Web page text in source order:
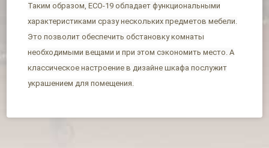
Таким образом, ЕСО-19 обладает функциональными
характеристиками сразу нескольких предметов мебели.
Это позволит обеспечить обстановку комнаты
необходимыми вещами и при этом сэкономить место. А
классическое настроение в дизайне шкафа послужит
украшением для помещения.